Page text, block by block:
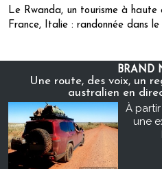
Le Rwanda, un tourisme à
France, Italie : randonnée dans
BRAND
Une route, des voix, un
australien en
À
une